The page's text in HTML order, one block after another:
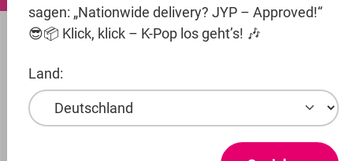
Fashion Hoodies
Artist
sagen: „Nationwide delivery? JYP – Approved!“
😎📦 Klick, klick – K-Pop los geht’s! 🎶
Land: